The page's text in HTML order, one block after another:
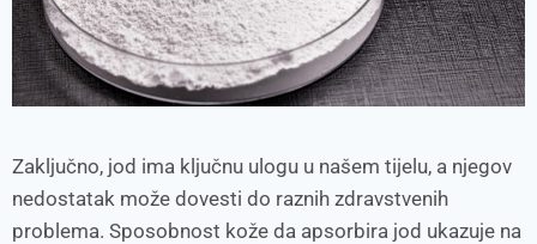
Zaključno, jod ima ključnu ulogu u našem tijelu, a njegov
nedostatak može dovesti do raznih zdravstvenih
problema. Sposobnost kože da apsorbira jod ukazuje na